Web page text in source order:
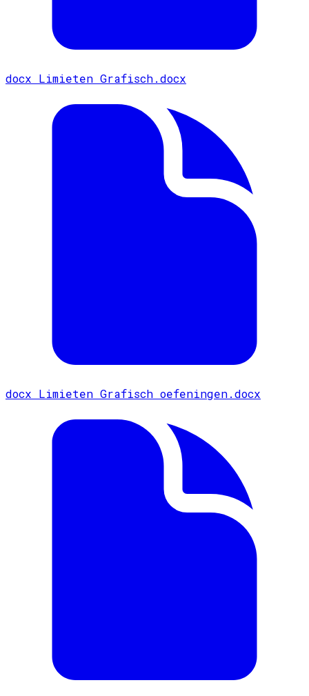
docx Limieten Grafisch.docx
docx Limieten Grafisch oefeningen.docx